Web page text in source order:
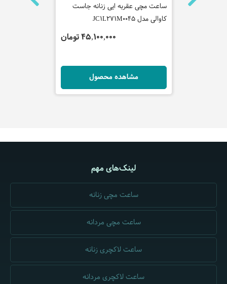
ساعت مچی
ساعت مچی عقربه ایی زنانه جاست
کاوالی مدل JC1L271M0045
45,100,000 تومان
مشاهده محصول
لینک‌های مهم
ساعت مچی زنانه
ساعت مچی مردانه
ساعت لاکچری زنانه
ساعت لاکچری مردانه